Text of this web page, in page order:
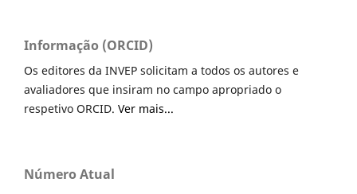
Informação (ORCID)
Os editores da INVEP solicitam a todos os autores e
avaliadores que insiram no campo apropriado o
respetivo ORCID. Ver mais...
Número Atual